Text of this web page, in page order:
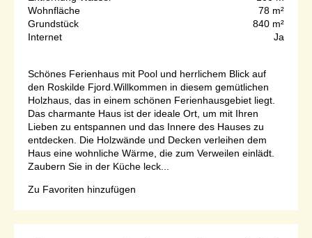
Wohnfläche
78 m²
Grundstück
840 m²
Internet
Ja
Schönes Ferienhaus mit Pool und herrlichem Blick auf
den Roskilde Fjord.Willkommen in diesem gemütlichen
Holzhaus, das in einem schönen Ferienhausgebiet liegt.
Das charmante Haus ist der ideale Ort, um mit Ihren
Lieben zu entspannen und das Innere des Hauses zu
entdecken. Die Holzwände und Decken verleihen dem
Haus eine wohnliche Wärme, die zum Verweilen einlädt.
Zaubern Sie in der Küche leck...
Zu Favoriten hinzufügen